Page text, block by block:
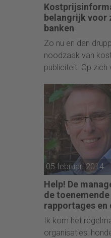
belangrijk voor
banken
Zo nu en dan
noodzaak van
publiciteit. Op zich
een beetje
het zijn geld
nog steeds
kort
om niet iedere
van hun klanten
efficiency van hun
hoeven bekijken.
05 februari 2014
Help! De
de
rapportages en
waarde
Ik kom het
organisaties: